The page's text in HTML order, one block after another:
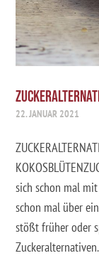
22. JANUAR 2021
sich schon mal
schon mal über
stößt früher oder